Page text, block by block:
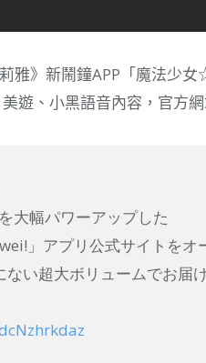
雅》新鬧鐘APP「魔法少
遊、小黑語音內容，官方
大幅パワーアップした
」アプリ公式サイトをオ
い超大ボリュームでお届